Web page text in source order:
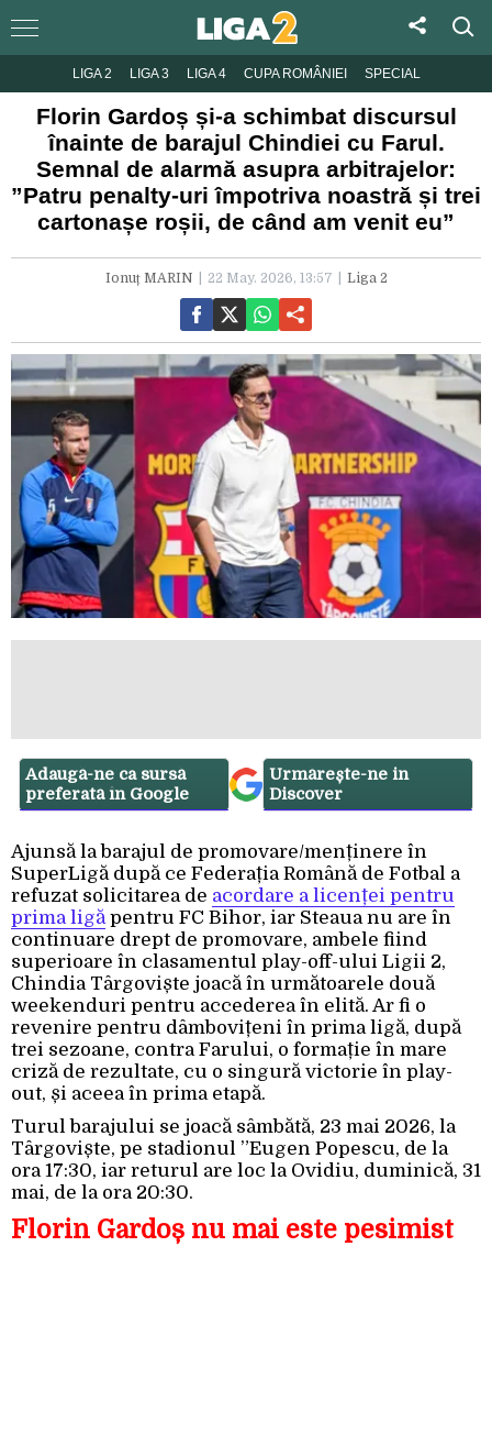
LIGA 2 LIGA 3 LIGA 4 CUPA ROMÂNIEI SPECIAL
Florin Gardoș și-a schimbat discursul
înainte de barajul Chindiei cu Farul.
Semnal de alarmă asupra arbitrajelor:
”Patru penalty-uri împotriva noastră și trei
cartonașe roșii, de când am venit eu”
Ionuț MARIN 22 May. 2026, 13:57 Liga 2
Adaugă-ne ca sursă
preferată în Google
Urmărește-ne in
Discover
Ajunsă la barajul de promovare/menținere în
SuperLigă după ce Federația Română de Fotbal a
refuzat solicitarea de acordare a licenței pentru
prima ligăpentru FC Bihor, iar Steaua nu are în
continuare drept de promovare, ambele fiind
superioare în clasamentul play-off-ului Ligii 2,
Chindia Târgoviște joacă în următoarele două
weekenduri pentru accederea în elită. Ar fi o
revenire pentru dâmbovițeni în prima ligă, după
trei sezoane, contra Farului, o formație în mare
criză de rezultate, cu o singură victorie în play-
out, și aceea în prima etapă.
Turul barajului se joacă sâmbătă, 23 mai 2026, la
Târgoviște, pe stadionul ”Eugen Popescu, de la
ora 17:30, iar returul are loc la Ovidiu, duminică, 31
mai, de la ora 20:30.
Florin Gardoș nu mai este pesimist